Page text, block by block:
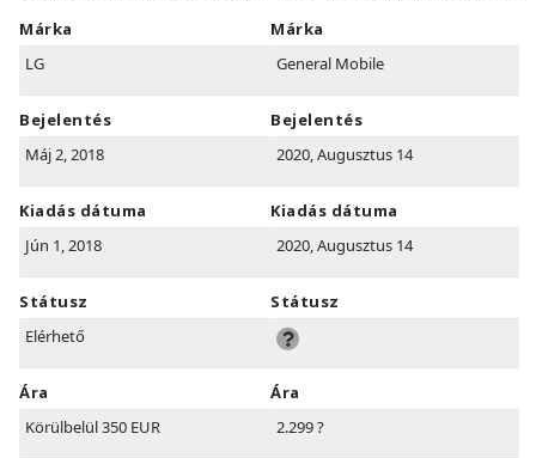
Márka
LG
Bejelentés
Máj 2, 2018
Kiadás dátuma
Jún 1, 2018
Státusz
Elérhető
Ára
Körülbelül 350 EUR
Márka
General Mobile
Bejelentés
2020, Augusztus 14
Kiadás dátuma
2020, Augusztus 14
Státusz
Ára
2.299 ?